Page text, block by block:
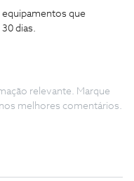
que
dias.
relevante. Marque
melhores comentários.